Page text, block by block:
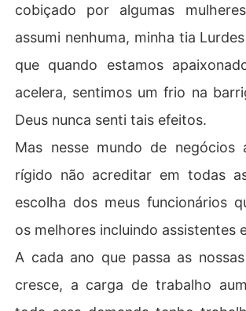
cobiçado por algumas
assumi nenhuma, minha tia
que quando estamos
acelera, sentimos um frio na
Deus nunca senti tais efeitos.
Mas nesse mundo de negócios
rígido não acreditar em todas
escolha dos meus funcionários
os melhores incluindo assistentes
A cada ano que passa as
cresce, a carga de trabalho